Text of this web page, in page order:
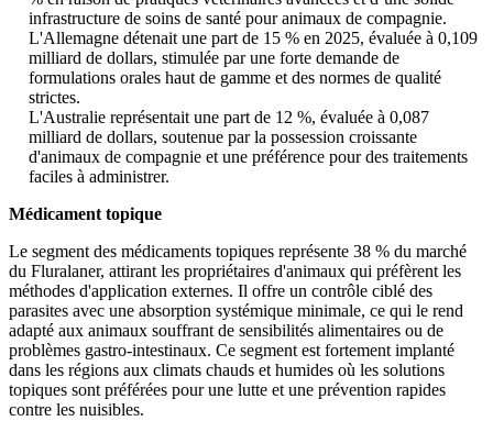
infrastructure de soins de santé pour animaux de compagnie.
L'Allemagne détenait une part de 15 % en 2025, évaluée à 0,109
milliard de dollars, stimulée par une forte demande de
formulations orales haut de gamme et des normes de qualité
strictes.
L'Australie représentait une part de 12 %, évaluée à 0,087
milliard de dollars, soutenue par la possession croissante
d'animaux de compagnie et une préférence pour des traitements
faciles à administrer.
Médicament topique
Le segment des médicaments topiques représente 38 % du marché
du Fluralaner, attirant les propriétaires d'animaux qui préfèrent les
méthodes d'application externes. Il offre un contrôle ciblé des
parasites avec une absorption systémique minimale, ce qui le rend
adapté aux animaux souffrant de sensibilités alimentaires ou de
problèmes gastro-intestinaux. Ce segment est fortement implanté
dans les régions aux climats chauds et humides où les solutions
topiques sont préférées pour une lutte et une prévention rapides
contre les nuisibles.